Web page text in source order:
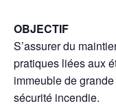
OBJECTIF
S’assurer du
pratiques liées aux
immeuble de
sécurité incendie.